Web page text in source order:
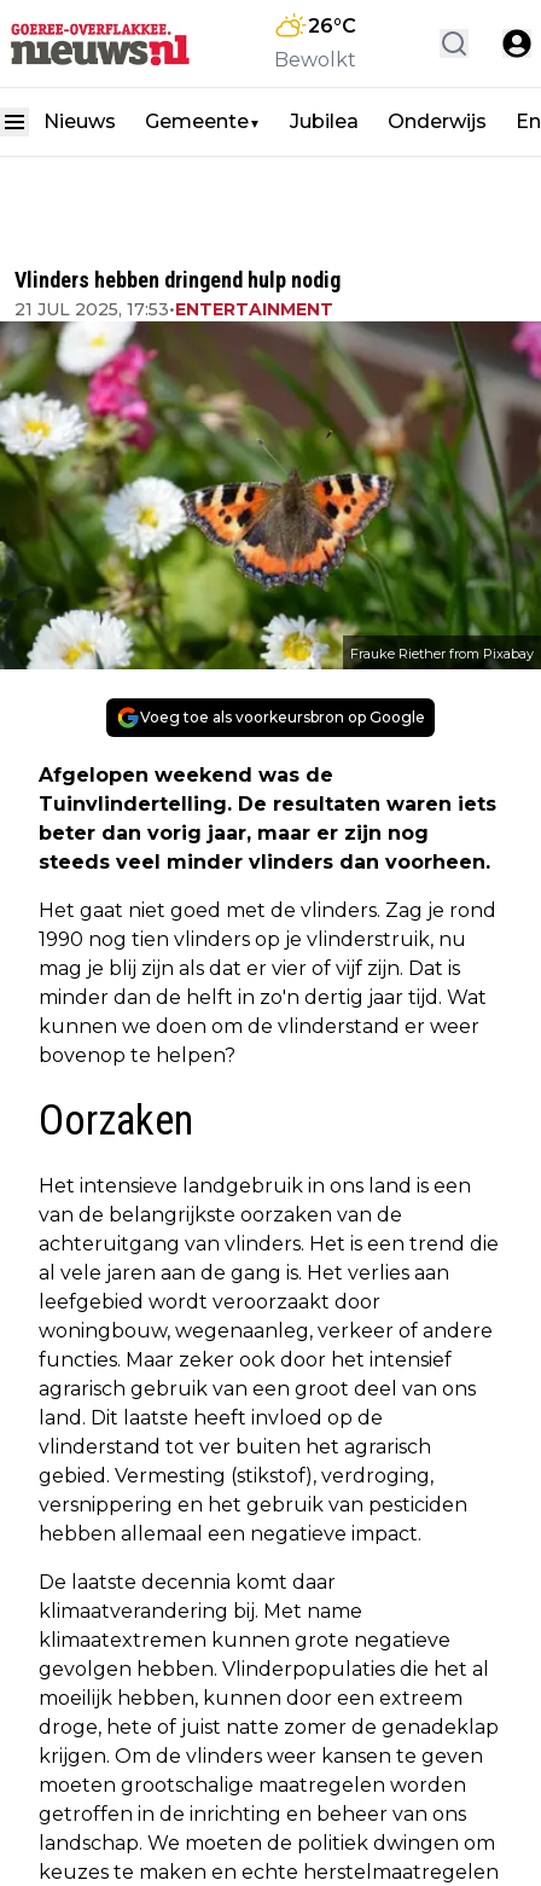
26°C
Bewolkt
Nieuws Gemeente▼ Jubilea Onderwijs
Vlinders hebben dringend hulp nodig
21 JUL 2025, 17:53•ENTERTAINMENT
Frauke Riether from Pixabay
Voeg toe als voorkeursbron op Google
Afgelopen weekend was de
Tuinvlindertelling. De resultaten waren iets
beter dan vorig jaar, maar er zijn nog
steeds veel minder vlinders dan voorheen.
Het gaat niet goed met de vlinders. Zag je rond
1990 nog tien vlinders op je vlinderstruik, nu
mag je blij zijn als dat er vier of vijf zijn. Dat is
minder dan de helft in zo'n dertig jaar tijd. Wat
kunnen we doen om de vlinderstand er weer
bovenop te helpen?
Oorzaken
Het intensieve landgebruik in ons land is een
van de belangrijkste oorzaken van de
achteruitgang van vlinders. Het is een trend die
al vele jaren aan de gang is. Het verlies aan
leefgebied wordt veroorzaakt door
woningbouw, wegenaanleg, verkeer of andere
functies. Maar zeker ook door het intensief
agrarisch gebruik van een groot deel van ons
land. Dit laatste heeft invloed op de
vlinderstand tot ver buiten het agrarisch
gebied. Vermesting (stikstof), verdroging,
versnippering en het gebruik van pesticiden
hebben allemaal een negatieve impact.
De laatste decennia komt daar
klimaatverandering bij. Met name
klimaatextremen kunnen grote negatieve
gevolgen hebben. Vlinderpopulaties die het al
moeilijk hebben, kunnen door een extreem
droge, hete of juist natte zomer de genadeklap
krijgen. Om de vlinders weer kansen te geven
moeten grootschalige maatregelen worden
getroffen in de inrichting en beheer van ons
landschap. We moeten de politiek dwingen om
keuzes te maken en echte herstelmaatregelen